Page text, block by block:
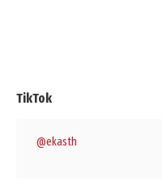
TikTok
@ekasth